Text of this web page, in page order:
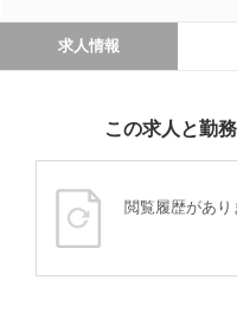
求人情報
この求人と勤
閲覧履歴があ